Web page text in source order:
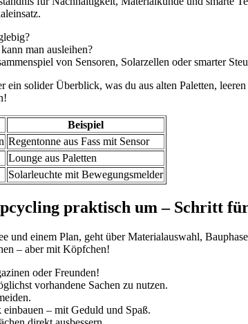
man ausleihen?
von Sensoren, Solarzellen oder smarter
solider Überblick, was du aus alten Paletten,
Beispiel
Regentonne aus Fass mit Sensor
Lounge aus Paletten
Solarleuchte mit Bewegungsmelder
praktisch um – Schritt
und einem Plan, geht über Materialauswahl,
– aber mit Köpfchen!
oder Freunden!
vorhandene Sachen zu nutzen.
– mit Geduld und Spaß.